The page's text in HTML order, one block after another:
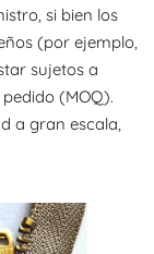
si bien los
(por ejemplo,
sujetos a
(MOQ).
a gran escala,